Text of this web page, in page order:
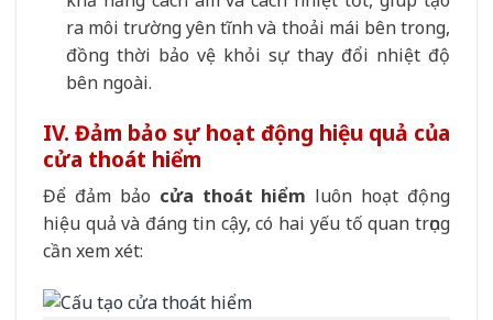
ra môi trường yên tĩnh và thoải mái bên trong,
đồng thời bảo vệ khỏi sự thay đổi nhiệt độ
bên ngoài.
IV. Đảm bảo sự hoạt động hiệu quả của
cửa thoát hiểm
Để đảm bảo cửa thoát hiểm luôn hoạt động
hiệu quả và đáng tin cậy, có hai yếu tố quan trọng
cần xem xét: